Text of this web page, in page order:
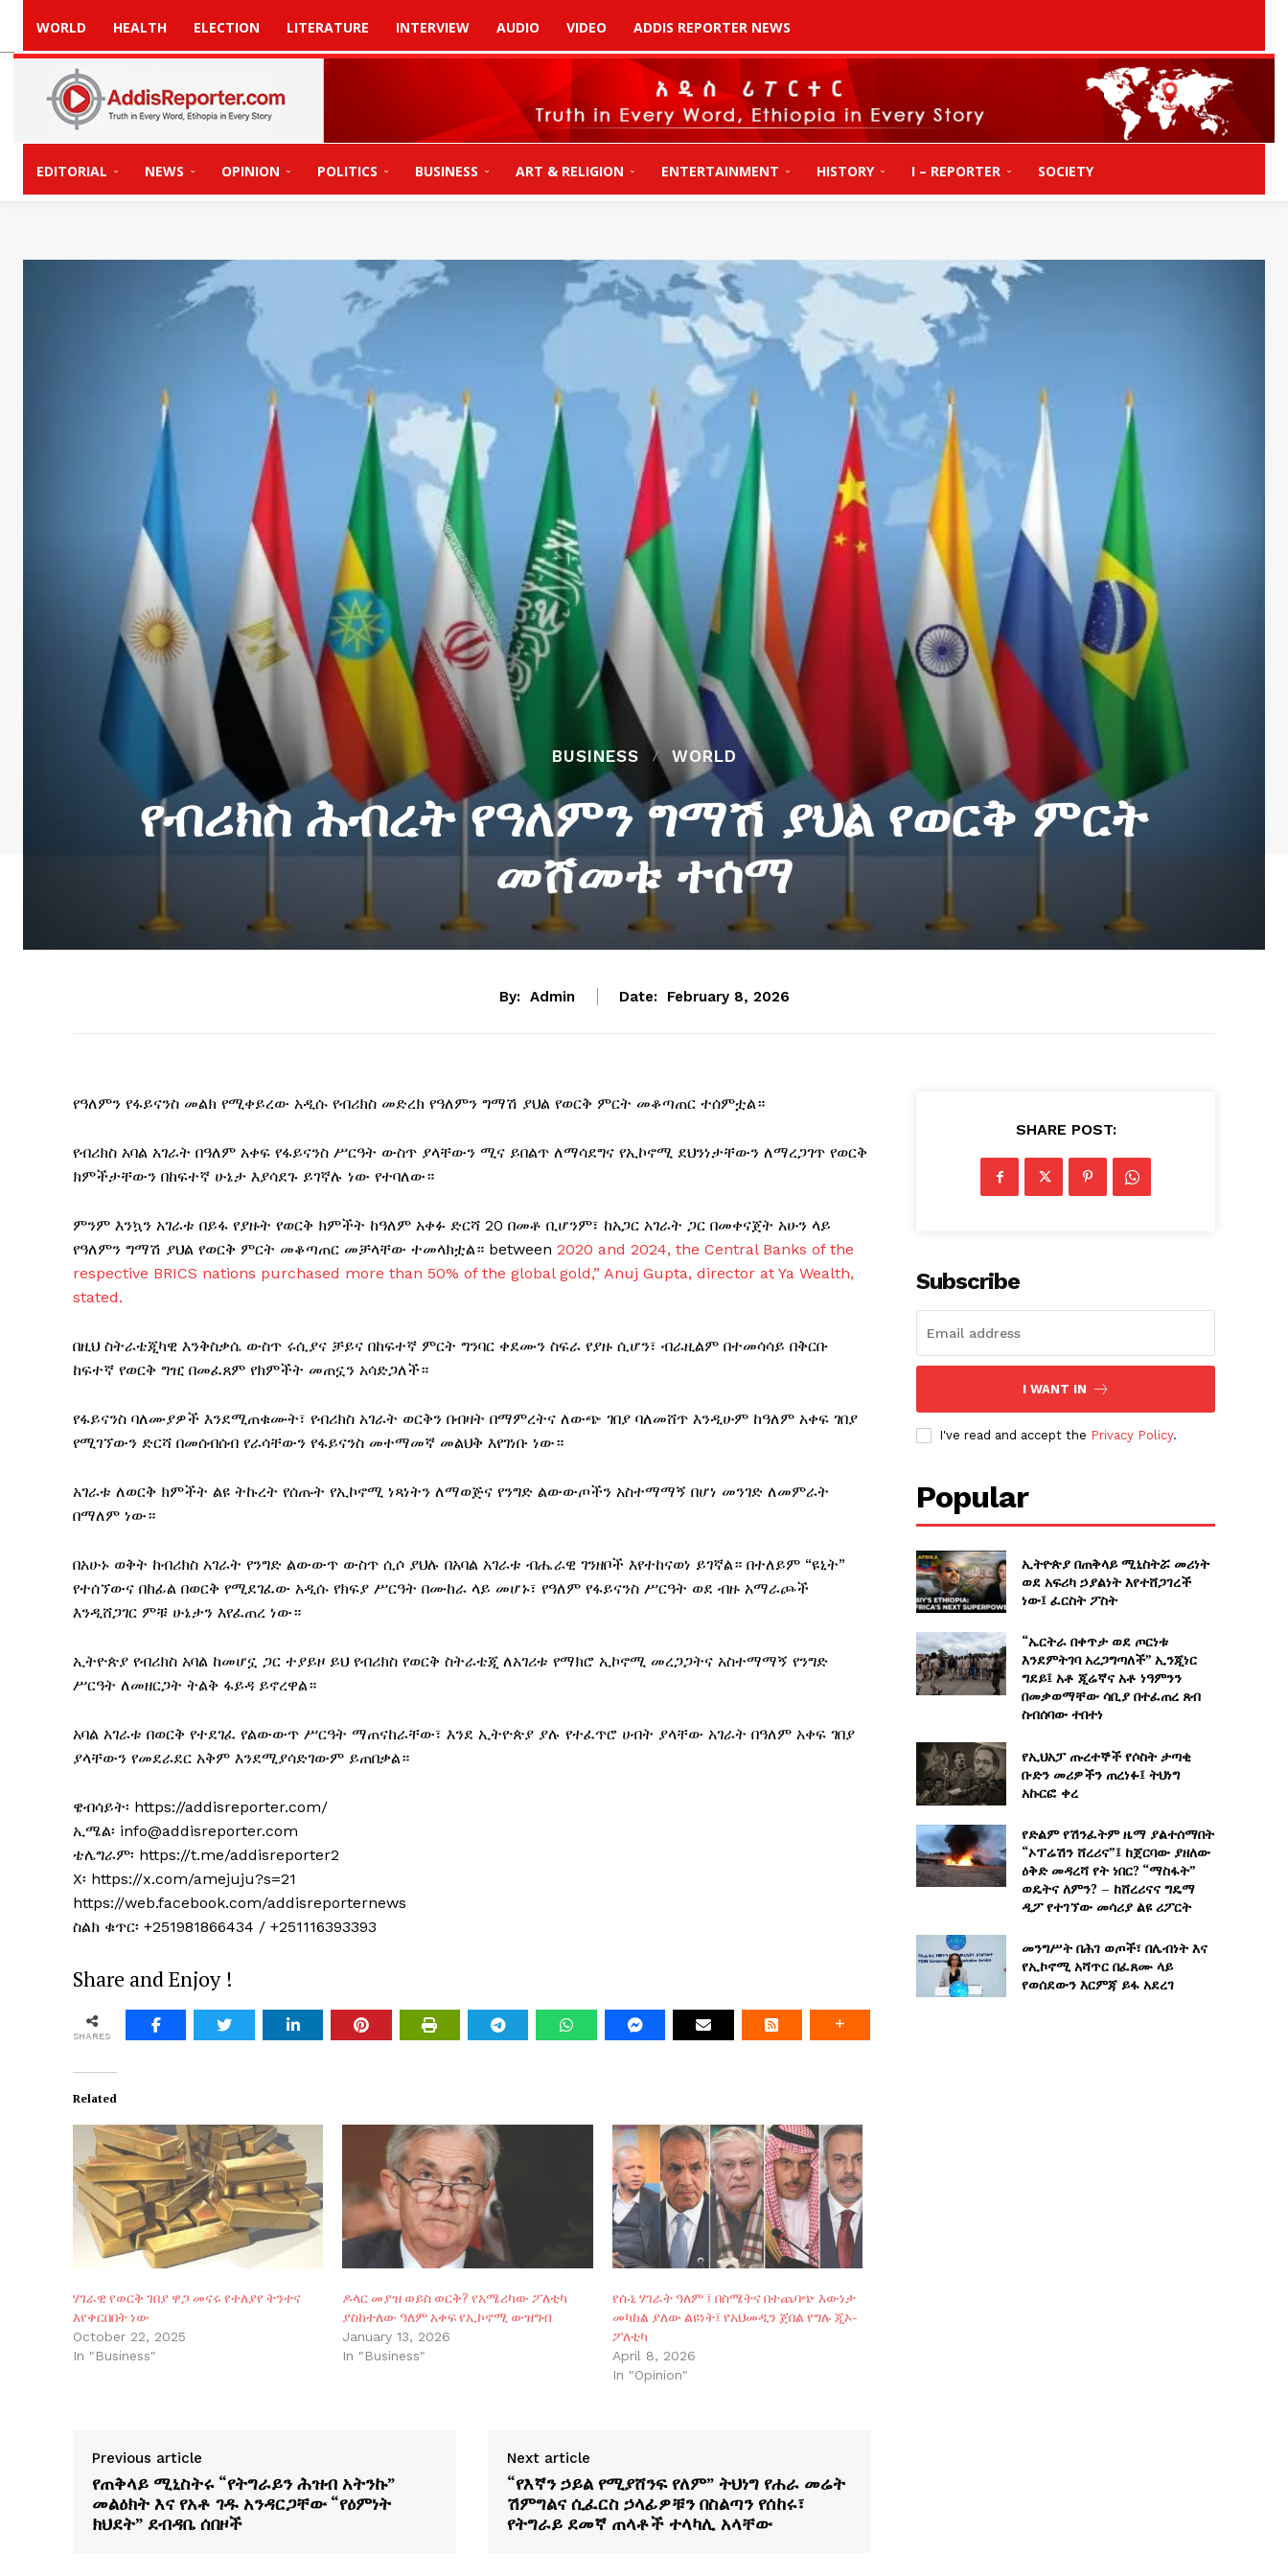
WORLD HEALTH ELECTION LITERATURE INTERVIEW AUDIO VIDEO ADDIS REPORTER NEWS
EDITORIAL NEWS OPINION POLITICS BUSINESS ART & RELIGION ENTERTAINMENT HISTORY I – REPORTER SOCIETY
BUSINESS WORLD
የብሪክስ ሕብረት የዓለምን ግማሽ ያህል የወርቅ ምርት
መሸመቱ ተሰማ
By: Admin Date: February 8, 2026
የዓለምን የፋይናንስ መልክ የሚቀይረው አዲሱ የብሪክስ መድረክ የዓለምን ግማሽ ያህል የወርቅ ምርት መቆጣጠር ተሰምቷል።
የብሪክስ አባል አገራት በዓለም አቀፍ የፋይናንስ ሥርዓት ውስጥ ያላቸውን ሚና ይበልጥ ለማሳደግና የኢኮኖሚ ደህንነታቸውን ለማረጋገጥ የወርቅ
ክምችታቸውን በከፍተኛ ሁኔታ እያሳደጉ ይገኛሉ ነው የተባለው።
ምንም እንኳን አገራቱ በይፋ የያዙት የወርቅ ክምችት ከዓለም አቀፉ ድርሻ 20 በመቶ ቢሆንም፣ ከአጋር አገራት ጋር በመቀናጀት አሁን ላይ
የዓለምን ግማሽ ያህል የወርቅ ምርት መቆጣጠር መቻላቸው ተመላክቷል። between 2020 and 2024, the Central Banks of the
respective BRICS nations purchased more than 50% of the global gold,” Anuj Gupta, director at Ya Wealth,
stated.
በዚህ ስትራቴጂካዊ እንቅስቃሴ ውስጥ ሩሲያና ቻይና በከፍተኛ ምርት ግንባር ቀደሙን ስፍራ የያዙ ሲሆን፣ ብራዚልም በተመሳሳይ በቅርቡ
ከፍተኛ የወርቅ ግዢ በመፈጸም የክምችት መጠኗን አሳድጋለች።
የፋይናንስ ባለሙያዎች እንደሚጠቁሙት፣ የብሪክስ አገራት ወርቅን በብዛት በማምረትና ለውጭ ገበያ ባለመሸጥ እንዲሁም ከዓለም አቀፍ ገበያ
የሚገኘውን ድርሻ በመሰብሰብ የራሳቸውን የፋይናንስ መተማመኛ መልህቅ እየገነቡ ነው።
አገራቱ ለወርቅ ክምችት ልዩ ትኩረት የሰጡት የኢኮኖሚ ነጻነትን ለማወጅና የንግድ ልውውጦችን አስተማማኝ በሆነ መንገድ ለመምራት
በማለም ነው።
በአሁኑ ወቅት ከብሪክስ አገራት የንግድ ልውውጥ ውስጥ ሲሶ ያህሉ በአባል አገራቱ ብሔራዊ ገንዘቦች እየተከናወነ ይገኛል። በተለይም “ዩኒት”
የተሰኘውና በከፊል በወርቅ የሚደገፈው አዲሱ የክፍያ ሥርዓት በሙከራ ላይ መሆኑ፣ የዓለም የፋይናንስ ሥርዓት ወደ ብዙ አማራጮች
እንዲሸጋገር ምቹ ሁኔታን እየፈጠረ ነው።
ኢትዮጵያ የብሪክስ አባል ከመሆኗ ጋር ተያይዞ ይህ የብሪክስ የወርቅ ስትራቴጂ ለአገሪቱ የማክሮ ኢኮኖሚ መረጋጋትና አስተማማኝ የንግድ
ሥርዓት ለመዘርጋት ትልቅ ፋይዳ ይኖረዋል።
አባል አገራቱ በወርቅ የተደገፈ የልውውጥ ሥርዓት ማጠናከራቸው፣ እንደ ኢትዮጵያ ያሉ የተፈጥሮ ሀብት ያላቸው አገራት በዓለም አቀፍ ገበያ
ያላቸውን የመደራደር አቅም እንደሚያሳድገውም ይጠበቃል።
ዌብሳይት፡ https://addisreporter.com/
ኢሜል፡ info@addisreporter.com
ቴሌግራም፡ https://t.me/addisreporter2
X፡ https://x.com/amejuju?s=21
https://web.facebook.com/addisreporternews
ስልክ ቁጥር፡ +251981866434 / +251116393393
Share and Enjoy !
SHARES
Related
ሃገራዊ የወርቅ ገበያ ዋጋ መናሩ የተለያየ ትንተና
እየቀርበበት ነው
October 22, 2025
In "Business"
ዶላር መያዝ ወይስ ወርቅ? የአሜሪካው ፖለቲካ
ያስከተለው ዓለም አቀፍ የኢኮኖሚ ውዝግብ
January 13, 2026
In "Business"
የሱኒ ሃገራት ዓለም ፤ በስሜትና በተጨባጭ እውነታ
መካከል ያለው ልዩነት፤ የአህመዲን ጀበል የግሉ ጂኦ-
ፖለቲካ
April 8, 2026
In "Opinion"
Previous article
የጠቅላይ ሚኒስትሩ “የትግራይን ሕዝብ አትንኩ”
መልዕክት እና የአቶ ገዱ አንዳርጋቸው “የዕምነት
ክህደት” ደብዳቤ ሰበዞች
Next article
“የእኛን ኃይል የሚያሸንፍ የለም” ትህነግ የሐራ መሬት
ሽምግልና ሲፈርስ ኃላፊዎቹን በስልጣን የሰከሩ፣
የትግራይ ደመኛ ጠላቶች ተላካሊ አላቸው
SHARE POST:
Subscribe
I WANT IN
I've read and accept the Privacy Policy.
Popular
ኢትዮጵያ በጠቅላይ ሚኒስትሯ መሪነት
ወደ አፍሪካ ኃያልነት እየተሸጋገረች
ነው፤ ፈርስት ፖስት
“ኤርትራ በቀጥታ ወደ ጦርነቱ
እንደምትገባ አረጋግጣለች” ኢንጂነር
ግደይ፤ አቶ ጂሬኛና አቶ ነዓምንን
በመቃወማቸው ሳቢያ በተፈጠረ ጸብ
ስብሰባው ተበተነ
የኢህአፓ ጡረተኞች የሶስት ታጣቂ
ቡድን መሪዎችን ጠረነፉ፤ ትህነግ
አኩርፎ ቀረ
የድልም የሽንፈትም ዜማ ያልተሰማበት
“ኦፕሬሽን ሸረሪና”፤ ከጀርባው ያዘለው
ዕቅድ መዳረሻ የት ነበር? “ማስፋት”
ወዴትና ለምን? – ከሸረሪናና ግዴማ
ዲፖ የተገኘው መሳሪያ ልዩ ሪፖርት
መንግሥት በሕገ ወጦች፣ በሌብነት እና
የኢኮኖሚ አሻጥር በፈጸሙ ላይ
የወሰደውን እርምጃ ይፋ አደረገ